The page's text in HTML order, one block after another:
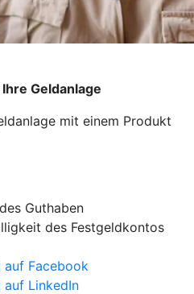
Geldanlage
mit einem Produkt
Guthaben
des Festgeldkontos
auf Facebook
auf LinkedIn